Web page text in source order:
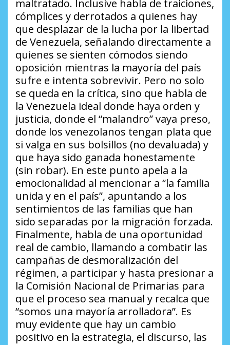
maltratado. Inclusive habla de traiciones,
cómplices y derrotados a quienes hay
que desplazar de la lucha por la libertad
de Venezuela, señalando directamente a
quienes se sienten cómodos siendo
oposición mientras la mayoría del país
sufre e intenta sobrevivir. Pero no solo
se queda en la crítica, sino que habla de
la Venezuela ideal donde haya orden y
justicia, donde el “malandro” vaya preso,
donde los venezolanos tengan plata que
si valga en sus bolsillos (no devaluada) y
que haya sido ganada honestamente
(sin robar). En este punto apela a la
emocionalidad al mencionar a “la familia
unida y en el país”, apuntando a los
sentimientos de las familias que han
sido separadas por la migración forzada.
Finalmente, habla de una oportunidad
real de cambio, llamando a combatir las
campañas de desmoralización del
régimen, a participar y hasta presionar a
la Comisión Nacional de Primarias para
que el proceso sea manual y recalca que
“somos una mayoría arrolladora”. Es
muy evidente que hay un cambio
positivo en la estrategia, el discurso, las